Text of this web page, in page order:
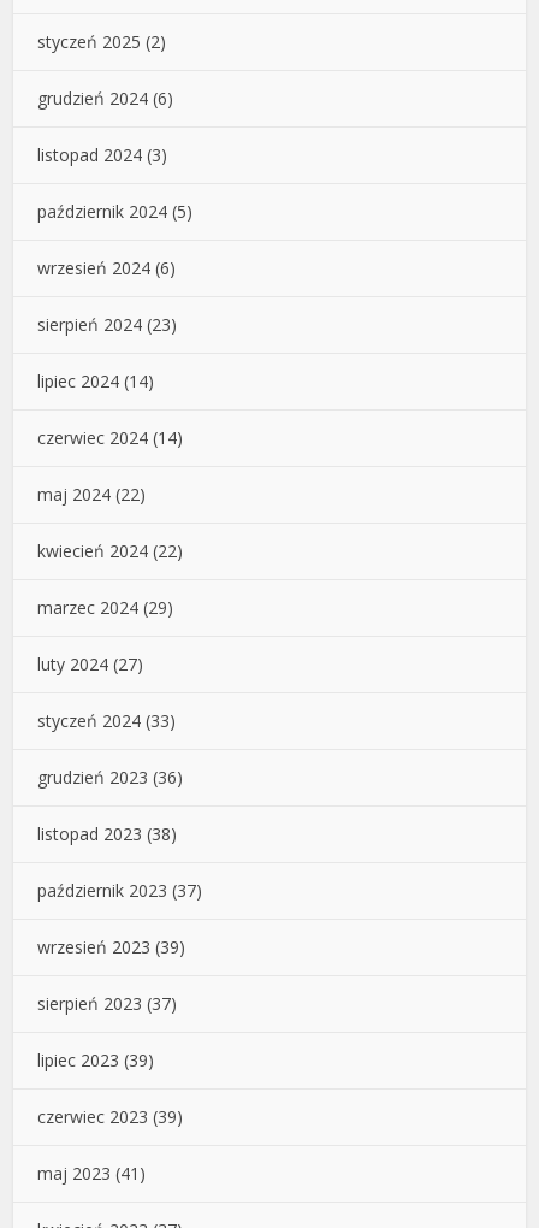
styczeń 2025 (2)
grudzień 2024 (6)
listopad 2024 (3)
październik 2024 (5)
wrzesień 2024 (6)
sierpień 2024 (23)
lipiec 2024 (14)
czerwiec 2024 (14)
maj 2024 (22)
kwiecień 2024 (22)
marzec 2024 (29)
luty 2024 (27)
styczeń 2024 (33)
grudzień 2023 (36)
listopad 2023 (38)
październik 2023 (37)
wrzesień 2023 (39)
sierpień 2023 (37)
lipiec 2023 (39)
czerwiec 2023 (39)
maj 2023 (41)